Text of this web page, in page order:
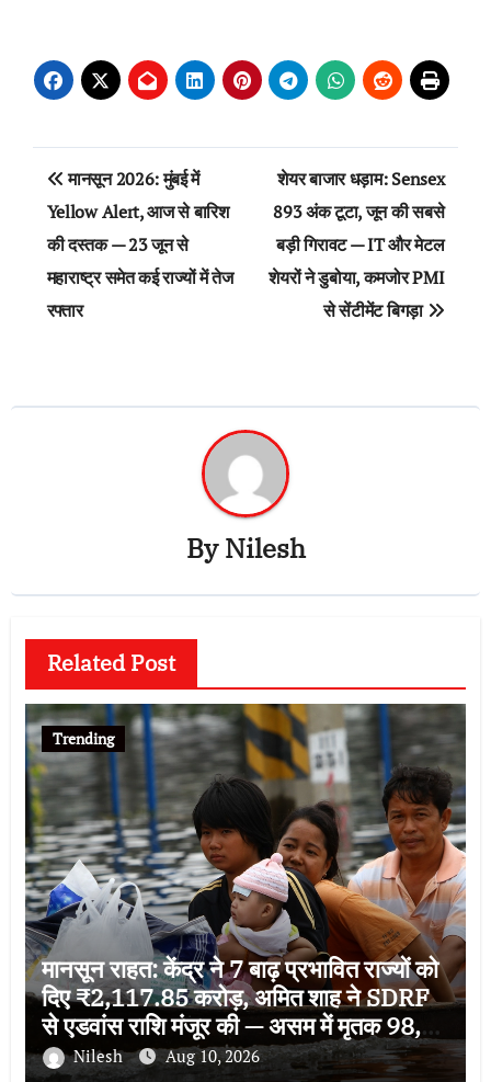
Post
navigation
मानसून 2026: मुंबई में
Yellow Alert, आज से बारिश
की दस्तक — 23 जून से
महाराष्ट्र समेत कई राज्यों में तेज
रफ्तार
शेयर बाजार धड़ाम: Sensex
893 अंक टूटा, जून की सबसे
बड़ी गिरावट — IT और मेटल
शेयरों ने डुबोया, कमजोर PMI
से सेंटीमेंट बिगड़ा
ByNilesh
Related Post
Trending
मानसून राहत: केंद्र ने 7 बाढ़ प्रभावित राज्यों को
दिए ₹2,117.85 करोड़, अमित शाह ने SDRF
से एडवांस राशि मंजूर की — असम में मृतक 98,
हिमाचल में 153 सड़कें बंद
Nilesh Aug 10, 2026